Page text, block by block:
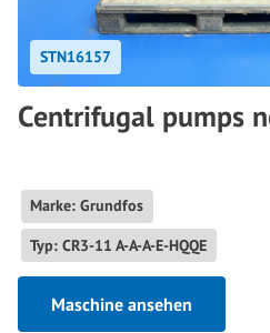
STN16157
Centrifugal pumps
Marke: Grundfos
Typ: CR3-11 A-A-A-E-HQQE
Maschine ansehen